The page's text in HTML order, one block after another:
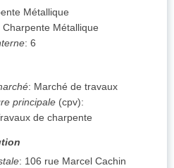
Métallique
Charpente Métallique
: 6
: Marché de travaux
principale (cpv):
de charpente
: 106 rue Marcel Cachin